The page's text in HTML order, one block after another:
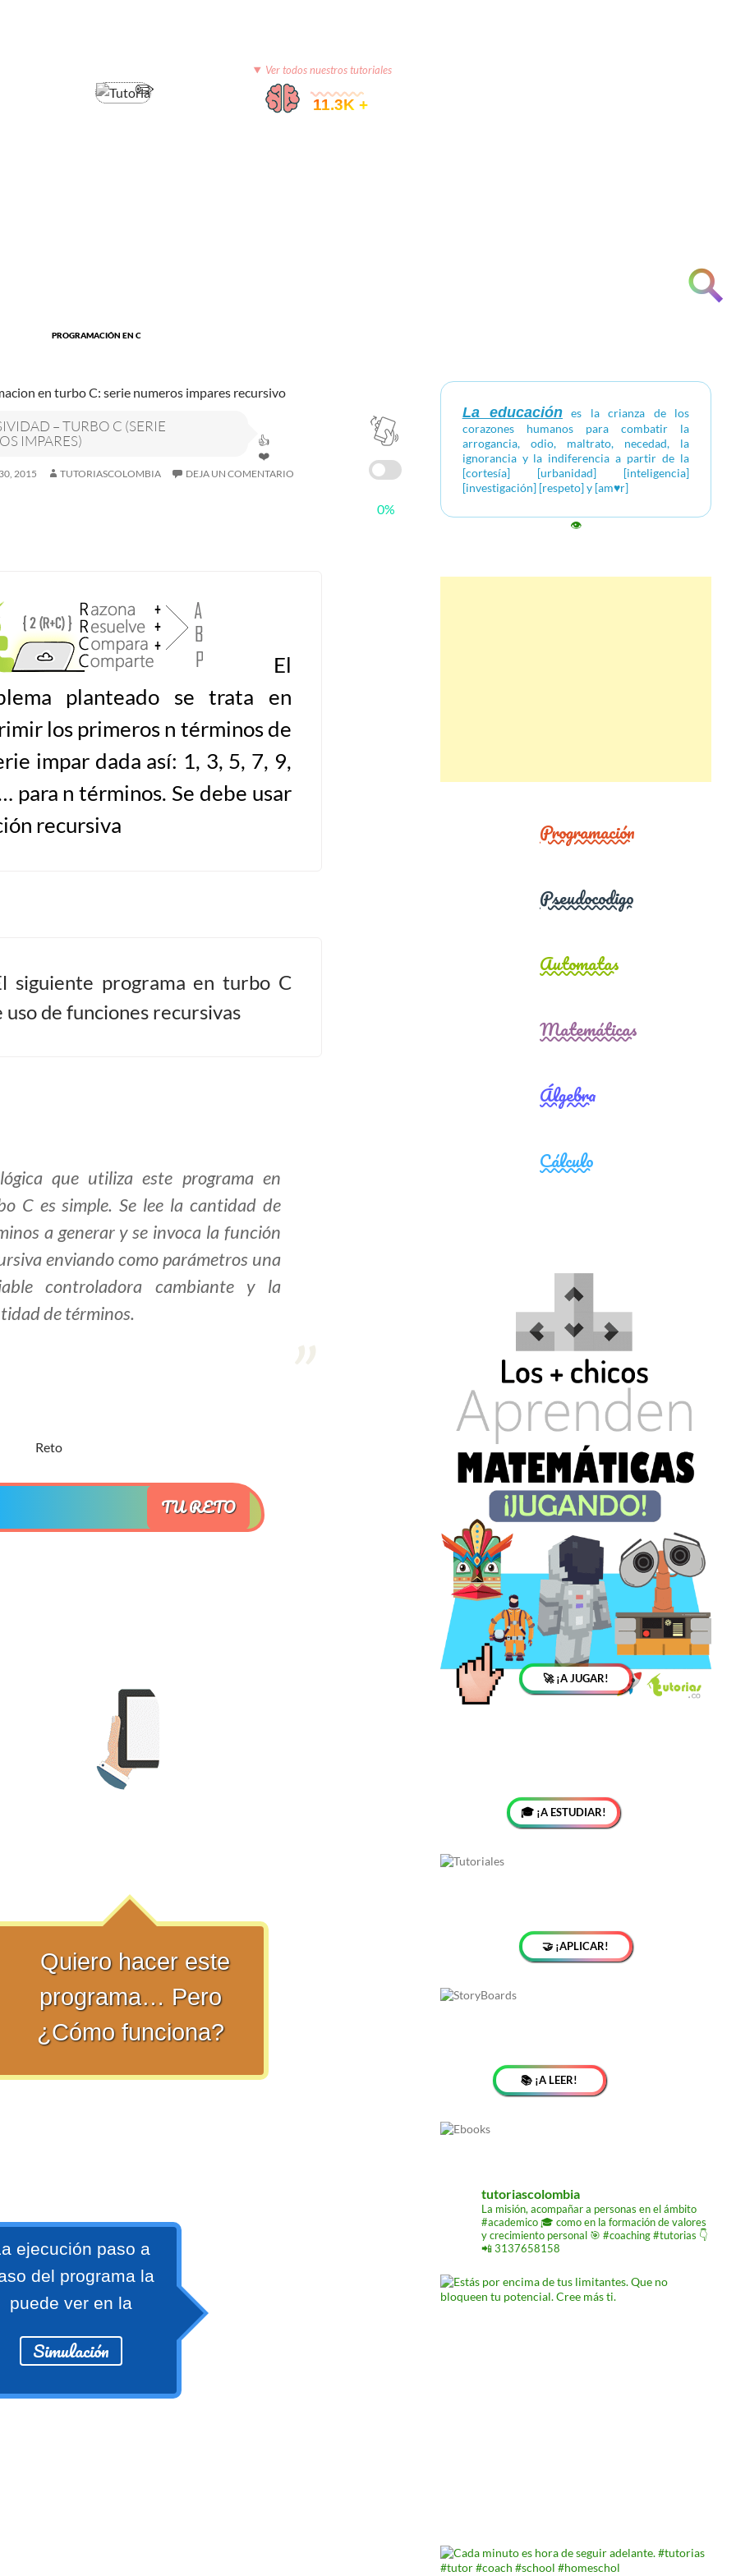
0%
Ver todos nuestros tutoriales
© 11.3K +
PROGRAMACIÓN EN C
– TURBO C (SERIE
IMPARES)
2015 TUTORIASCOLOMBIA DEJA UN COMENTARIO
El
planteado se trata en
los primeros n términos de
impar dada así: 1, 3, 5, 7, 9,
para n términos. Se debe usar
recursiva
siguiente programa en turbo C
uso de funciones recursivas
que utiliza este programa en
C es simple. Se lee la cantidad de
a generar y se invoca la función
enviando como parámetros una
controladora cambiante y la
de términos.
TU RETO
Quiero hacer este
programa… Pero
¿Cómo funciona?
ejecución paso a
del programa la
puede ver en la
Simulación
La educación es la crianza de los
corazones humanos para combatir la
arrogancia, odio, maltrato, necedad, la
ignorancia y la indiferencia a partir de la
[cortesía] [urbanidad] [inteligencia]
[investigación] [respeto] y [am♥r]
👁
🚀 ¡A JUGAR!
🎓 ¡A ESTUDIAR!
🤝 ¡APLICAR!
📚 ¡A LEER!
tutoriascolombia
La misión, acompañar a personas en el ámbito
#academico 🎓 como en la formación devalores
y crecimientopersonal 🎯 #coaching #tutorias 👇
📲 3137658158